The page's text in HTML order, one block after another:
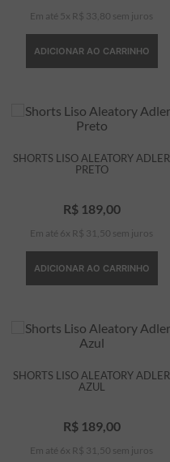
Em até 5 x R$ 33 80 sem juros
ADICIONAR AO CARRINHO
SHORTS LISO ALEATORY ADLER
PRETO
R$ 189, 00
Em até 6 x R$ 31 50 sem juros
ADICIONAR AO CARRINHO
SHORTS LISO ALEATORY ADLER
AZUL
R$ 189, 00
Em até 6 x R$ 31 50 sem juros